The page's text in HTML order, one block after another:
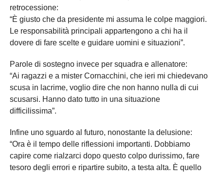
retrocessione:
“È giusto che da presidente mi assuma le colpe maggiori.
Le responsabilità principali appartengono a chi ha il
dovere di fare scelte e guidare uomini e situazioni”.
Parole di sostegno invece per squadra e allenatore:
“Ai ragazzi e a mister Cornacchini, che ieri mi chiedevano
scusa in lacrime, voglio dire che non hanno nulla di cui
scusarsi. Hanno dato tutto in una situazione
difficilissima”.
Infine uno sguardo al futuro, nonostante la delusione:
“Ora è il tempo delle riflessioni importanti. Dobbiamo
capire come rialzarci dopo questo colpo durissimo, fare
tesoro degli errori e ripartire subito, a testa alta. È quello